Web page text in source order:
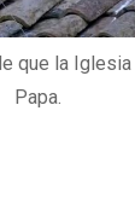
que la
Papa.